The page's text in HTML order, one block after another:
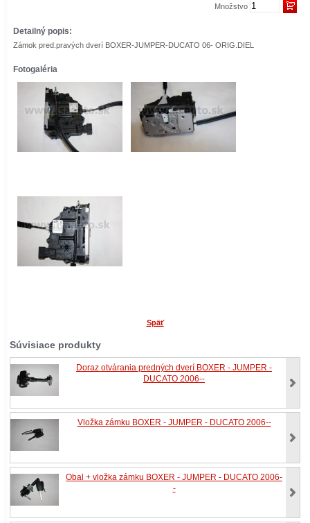
Množstvo
Detailný popis:
Zámok pred.pravých dverí BOXER-JUMPER-DUCATO 06- ORIG.DIEL
Fotogaléria
Späť
Súvisiace produkty
Doraz otvárania predných dverí BOXER - JUMPER -
DUCATO 2006--
Vložka zámku BOXER - JUMPER - DUCATO 2006--
Obal + vložka zámku BOXER - JUMPER - DUCATO 2006-
-